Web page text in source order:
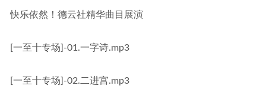
快乐依然！德云社精华曲目展演
[一至十专场]-01.一字诗.mp3
[一至十专场]-02.二进宫.mp3